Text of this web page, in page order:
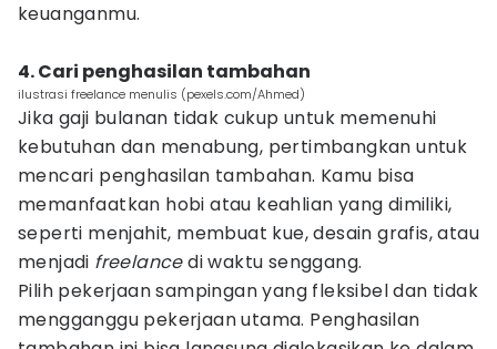
keuanganmu.
4. Cari penghasilan tambahan
ilustrasi freelance menulis (pexels.com/Ahmed)
Jika gaji bulanan tidak cukup untuk memenuhi
kebutuhan dan menabung, pertimbangkan untuk
mencari penghasilan tambahan. Kamu bisa
memanfaatkan hobi atau keahlian yang dimiliki,
seperti menjahit, membuat kue, desain grafis, atau
menjadi freelancedi waktu senggang.
Pilih pekerjaan sampingan yang fleksibel dan tidak
mengganggu pekerjaan utama. Penghasilan